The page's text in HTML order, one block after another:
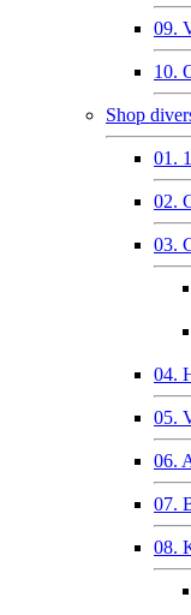
09.
10.
Shop
01.
02.
03.
04.
05.
06.
07.
08.